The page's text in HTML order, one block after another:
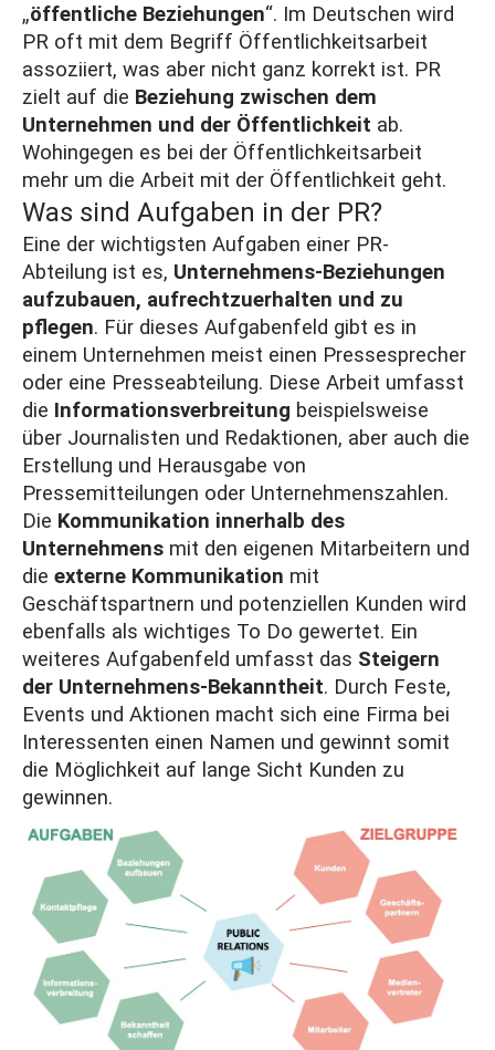
„öffentliche Beziehungen“. Im Deutschen wird
PR oft mit dem Begriff Öffentlichkeitsarbeit
assoziiert, was aber nicht ganz korrekt ist. PR
zielt auf die Beziehung zwischen dem
Unternehmen und der Öffentlichkeit ab.
Wohingegen es bei der Öffentlichkeitsarbeit
mehr um die Arbeit mit der Öffentlichkeit geht.
Was sind Aufgaben in der PR?
Eine der wichtigsten Aufgaben einer PR-
Abteilung ist es, Unternehmens-Beziehungen
aufzubauen, aufrechtzuerhalten und zu
pflegen. Für dieses Aufgabenfeld gibt es in
einem Unternehmen meist einen Pressesprecher
oder eine Presseabteilung. Diese Arbeit umfasst
die Informationsverbreitung beispielsweise
über Journalisten und Redaktionen, aber auch die
Erstellung und Herausgabe von
Pressemitteilungen oder Unternehmenszahlen.
Die Kommunikation innerhalb des
Unternehmens mit den eigenen Mitarbeitern und
die externe Kommunikation mit
Geschäftspartnern und potenziellen Kunden wird
ebenfalls als wichtiges To Do gewertet. Ein
weiteres Aufgabenfeld umfasst das Steigern
der Unternehmens-Bekanntheit. Durch Feste,
Events und Aktionen macht sich eine Firma bei
Interessenten einen Namen und gewinnt somit
die Möglichkeit auf lange Sicht Kunden zu
gewinnen.